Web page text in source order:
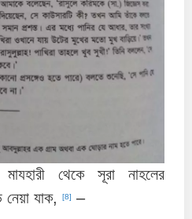
থেকে সূরা নাহলের
যাক,
[8] –